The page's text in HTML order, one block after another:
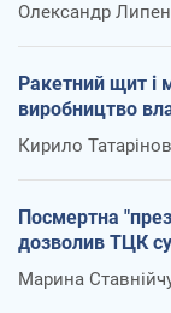
Олександр
Ракетний щит і
виробництво
Кирило Татарінов
Посмертна
дозволив ТЦК
Марина